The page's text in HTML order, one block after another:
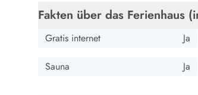
Zoos und Tierparks in Dänemark
Freizeitparks in Dänemark
Bowling in Dänemark
Fakten über das Ferienhaus
Gratis internet Ja
Sauna Ja